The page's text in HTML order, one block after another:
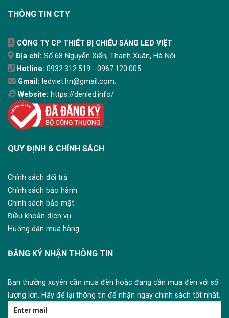
THÔNG TIN CTY
CÔNG TY CP THIẾT BỊ CHIẾU SÁNG LED VIỆT
Địa chỉ: Số 68 Nguyễn Xiển, Thanh Xuân, Hà Nội.
Hotline: 0932.312.519 - 0967.120.005
Gmail: ledviet.hn@gmail.com.
Website: https://denled.info/
QUY ĐỊNH & CHÍNH SÁCH
Chính sách đổi trả
Chính sách bảo hành
Chính sách bảo mật
Điều khoản dịch vụ
Hướng dẫn mua hàng
ĐĂNG KÝ NHẬN THÔNG TIN
Bạn thường xuyên cần mua đèn hoặc đang cần mua đèn với số
lượng lớn. Hãy để lại thông tin để nhận ngay chính sách tốt nhất.